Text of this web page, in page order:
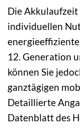
Die
individuellen
12. Generation
können Sie
ganztägigen
Detaillierte
Datenblatt des